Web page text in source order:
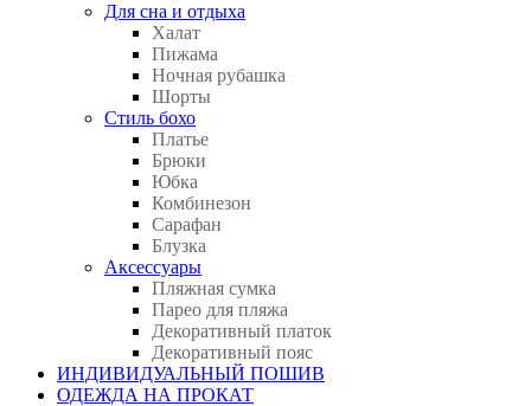
Для сна и отдыха
Халат
Пижама
Ночная рубашка
Шорты
Стиль бохо
Платье
Брюки
Юбка
Комбинезон
Сарафан
Блузка
Аксессуары
Пляжная сумка
Парео для пляжа
Декоративный платок
Декоративный пояс
ИНДИВИДУАЛЬНЫЙ ПОШИВ
ОДЕЖДА НА ПРОКАТ